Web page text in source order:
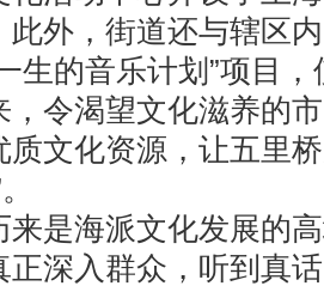
此外，街道还与辖区
生的音乐计划”项目
，令渴望文化滋养的
质文化资源，让五里
海派文化发展的高
正深入群众，听到真